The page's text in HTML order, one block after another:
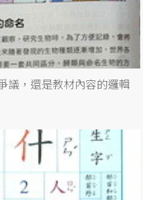
議，還是教材內容的邏輯